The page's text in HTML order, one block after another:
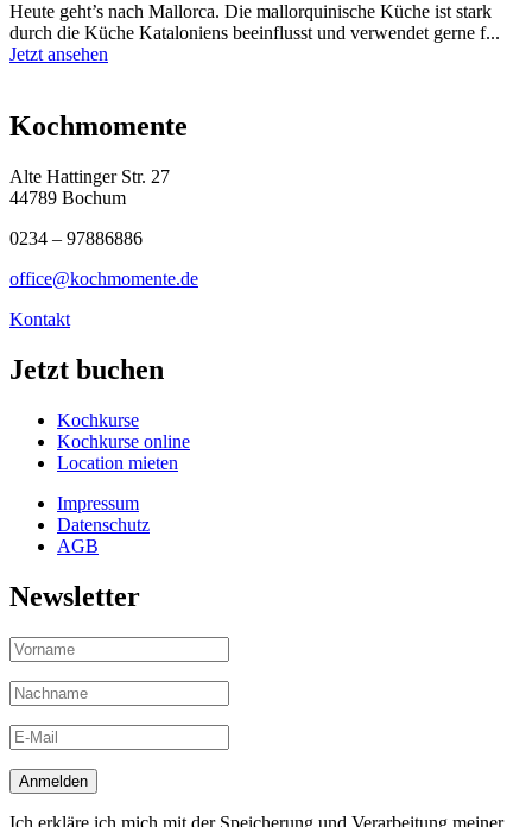
Heute geht’s nach Mallorca. Die mallorquinische Küche ist stark
durch die Küche Kataloniens beeinflusst und verwendet gerne f...
Jetzt ansehen
Kochmomente
Alte Hattinger Str. 27
44789 Bochum
0234 – 97886886
office@kochmomente.de
Kontakt
Jetzt buchen
Kochkurse
Kochkurse online
Location mieten
Impressum
Datenschutz
AGB
Newsletter
Ich erkläre ich mich mit der Speicherung und Verarbeitung meiner